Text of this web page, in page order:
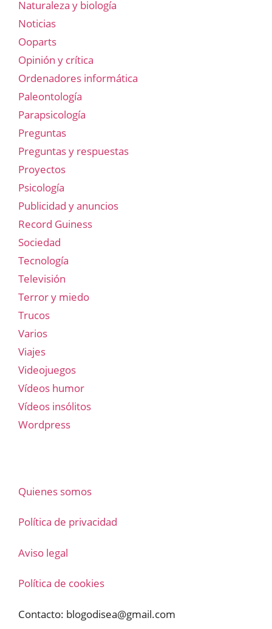
Naturaleza y biología
Noticias
Ooparts
Opinión y crítica
Ordenadores informática
Paleontología
Parapsicología
Preguntas
Preguntas y respuestas
Proyectos
Psicología
Publicidad y anuncios
Record Guiness
Sociedad
Tecnología
Televisión
Terror y miedo
Trucos
Varios
Viajes
Videojuegos
Vídeos humor
Vídeos insólitos
Wordpress
Quienes somos
Política de privacidad
Aviso legal
Política de cookies
Contacto: blogodisea@gmail.com